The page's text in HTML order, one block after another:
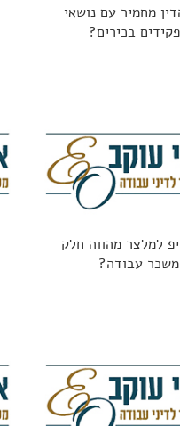
מחמיר עם נושאי
בכירים?
למלצר מהווה חלק
משכר עבודה?